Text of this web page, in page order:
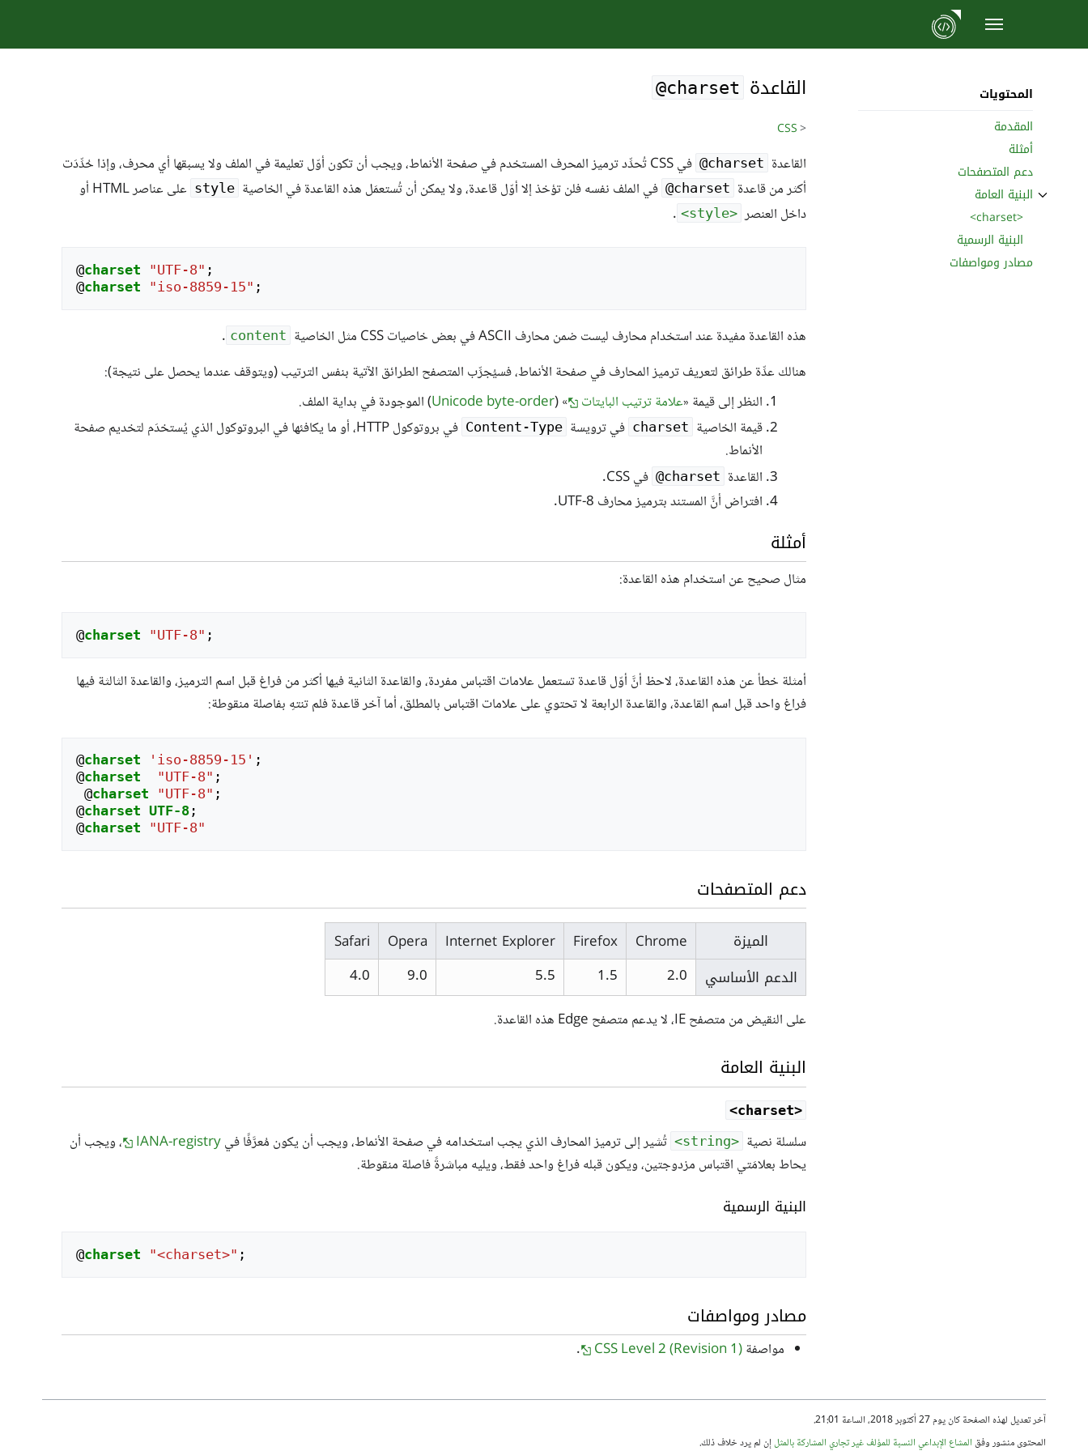
انتقل
المحتويات
المقدمة
أمثلة
دعم المتصفحات
البنية العامة
ثبِّت القسم الفرعي البنية العامة
<charset>
البنية الرسمية
مصادر ومواصفات
القاعدة ‎ @charset
<
CSS
القاعدة ‎ @charset
في CSS تُحدِّد ترميز المحرف المستخدم في صفحة الأنماط، ويجب أن تكون أوّل تعليمة في الملف ولا يسبقها أي محرف، وإذا حُدِّدَت
أكثر من قاعدة ‎ @charset في الملف نفسه فلن تؤخذ إلا أوّل قاعدة، ولا يمكن أن تُستعمَل هذه القاعدة في الخاصية style
على عناصر HTML أو
داخل العنصر <style>
.
@charset "UTF-8" ;
@charset "iso-8859-15" ;
هذه القاعدة مفيدة عند استخدام محارف ليست ضمن محارف ASCII في بعض خاصيات CSS مثل الخاصية content
.
هنالك عدِّة طرائق لتعريف ترميز المحارف في صفحة الأنماط، فسيُجرِّب المتصفح الطرائق الآتية بنفس الترتيب (ويتوقف عندما يحصل على نتيجة):
النظر إلى قيمة «علامة ترتيب البايتات » (
Unicode byte-order) الموجودة في بداية الملف.
قيمة الخاصية charset في ترويسة Content-Type
في بروتوكول HTTP، أو ما يكافئها في البروتوكول الذي يُستخدَم لتخديم صفحة
الأنماط.
القاعدة ‎ @charset في CSS.
افتراض أنَّ المستند بترميز محارف UTF-8.
أمثلة
مثال صحيح عن استخدام هذه القاعدة:
@charset "UTF-8" ;
أمثلة خطأ عن هذه القاعدة، لاحظ أنَّ أوّل قاعدة تستعمل علامات اقتباس مفردة، والقاعدة الثانية فيها أكثر من فراغ قبل اسم الترميز، والقاعدة الثالثة فيها
فراغ واحد قبل اسم القاعدة، والقاعدة الرابعة لا تحتوي على علامات اقتباس بالمطلق، أما آخر قاعدة فلم تنتهِ بفاصلة منقوطة:
@charset 'iso-8859-15' ;
@charset "UTF-8" ;
@charset "UTF-8" ;
@charset UTF-8;
@charset "UTF-8"
دعم المتصفحات
الميزة Chrome
Firefox
Internet Explorer
Opera
Safari
الدعم الأساسي
2.0
1.5
5.5
9.0
4.0
على النقيض من متصفح IE، لا يدعم متصفح Edge هذه القاعدة.
البنية العامة
<charset>
سلسلة نصية <string> تُشير إلى ترميز المحارف الذي يجب استخدامه في صفحة الأنماط، ويجب أن يكون مُعرَّفًا فيIANA-registry
، ويجب أن
يحاط بعلامَتي اقتباس مزدوجتين، ويكون قبله فراغ واحد فقط، ويليه مباشرةً فاصلة منقوطة.
البنية الرسمية
@charset "<charset>" ;
مصادر ومواصفات
مواصفة ‎CSS Level 2 (Revision 1)
آخر تعديل لهذه الصفحة كان يوم 27 أكتوبر 2018، الساعة 21:01.
المحتوى منشور وفقالمشاع الإبداعي النسبة للمؤلف غير تجاري المشاركة بالمثلإن لم يرد خلاف ذلك.